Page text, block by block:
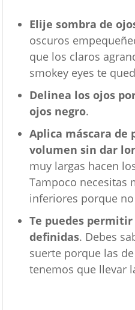
Elije sombra de
oscuros
que los claros
smokey eyes te
Delinea los ojos
ojos negro.
Aplica máscara de
volumen sin dar
muy largas hacen
Tampoco necesitas
inferiores porque
Te puedes permitir
definidas. Debes
suerte porque las
tenemos que llevar